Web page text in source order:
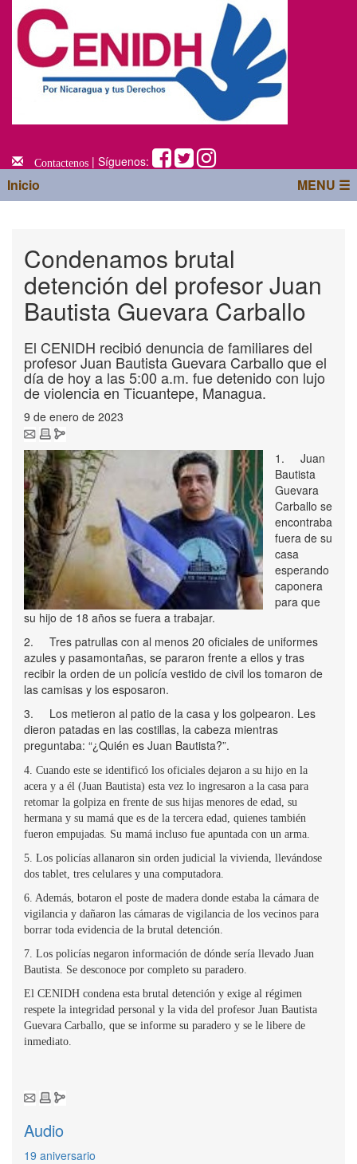
Contactenos | Síguenos:
Inicio MENU ☰
Condenamos brutal
detención del profesor Juan
Bautista Guevara Carballo
El CENIDH recibió denuncia de familiares del
profesor Juan Bautista Guevara Carballo que el
día de hoy a las 5:00 a.m. fue detenido con lujo
de violencia en Ticuantepe, Managua.
9 de enero de 2023
1.
Juan
Bautista
Guevara
Carballo se
encontraba
fuera de su
casa
esperando
caponera
para que
su hijo de 18 años se fuera a trabajar.
2.
Tres patrullas con al menos 20 oficiales de uniformes
azules y pasamontañas, se pararon frente a ellos y tras
recibir la orden de un policía vestido de civil los tomaron de
las camisas y los esposaron.
3.
Los metieron al patio de la casa y los golpearon. Les
dieron patadas en las costillas, la cabeza mientras
preguntaba: “¿Quién es Juan Bautista?”.
4. Cuando este se identificó los oficiales dejaron a su hijo en la
acera y a él (Juan Bautista) esta vez lo ingresaron a la casa para
retomar la golpiza en frente de sus hijas menores de edad, su
hermana y su mamá que es de la tercera edad, quienes también
fueron empujadas. Su mamá incluso fue apuntada con un arma.
5. Los policías allanaron sin orden judicial la vivienda, llevándose
dos tablet, tres celulares y una computadora.
6. Además, botaron el poste de madera donde estaba la cámara de
vigilancia y dañaron las cámaras de vigilancia de los vecinos para
borrar toda evidencia de la brutal detención.
7. Los policías negaron información de dónde sería llevado Juan
Bautista. Se desconoce por completo su paradero.
El CENIDH condena esta brutal detención y exige al régimen
respete la integridad personal y la vida del profesor Juan Bautista
Guevara Carballo, que se informe su paradero y se le libere de
inmediato.
Audio
19 aniversario